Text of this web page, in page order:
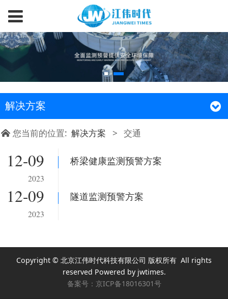
解决方案
您当前的位置: 解决方案 > 交通
12-09
2023
桥梁健康监测预警方案
12-09
2023
隧道监测预警方案
Copyright © 北京江伟时代科技有限公司 版权所有 All rights
reserved Powered by jwtimes.
备案号： 京ICP备18016301号